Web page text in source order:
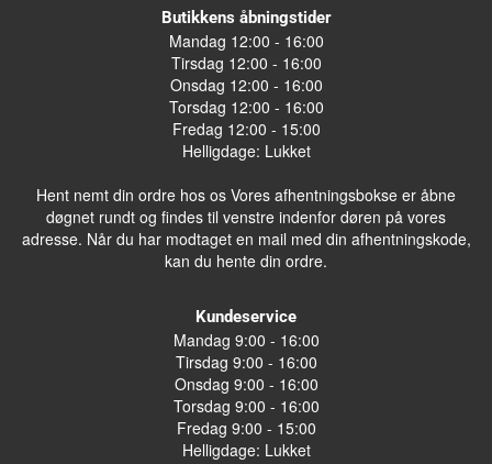
Butikkens åbningstider
Mandag 12:00 - 16:00
Tirsdag 12:00 - 16:00
Onsdag 12:00 - 16:00
Torsdag 12:00 - 16:00
Fredag 12:00 - 15:00
Helligdage: Lukket
Hent nemt din ordre hos os Vores afhentningsbokse er åbne
døgnet rundt og findes til venstre indenfor døren på vores
adresse. Når du har modtaget en mail med din afhentningskode,
kan du hente din ordre.
Kundeservice
Mandag 9:00 - 16:00
Tirsdag 9:00 - 16:00
Onsdag 9:00 - 16:00
Torsdag 9:00 - 16:00
Fredag 9:00 - 15:00
Helligdage: Lukket